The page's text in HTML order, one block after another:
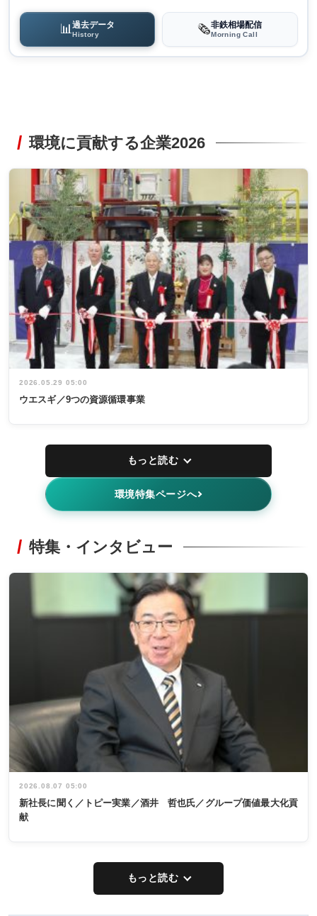
📊過去データ
History 🗞️非鉄相場配信
Morning Call
環境に貢献する企業2026
2026.05.29 05:00
ウエスギ／9つの資源循環事業
もっと読む
環境特集ページへ
特集・インタビュー
2026.08.07 05:00
新社長に聞く／トピー実業／酒井 哲也氏／グループ価値最大化貢
献
もっと読む